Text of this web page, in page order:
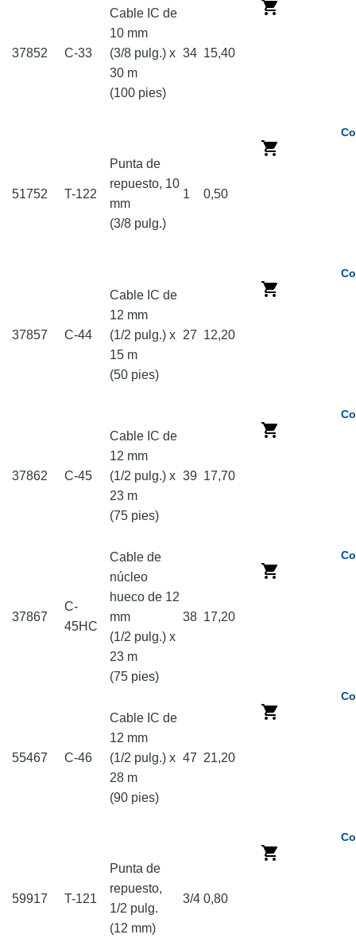
37852 C-33
Cable IC de
10 mm
(3/8 pulg.) x
30 m
(100 pies)
34 15,40
51752 T-122
Punta de
repuesto, 10
mm
(3/8 pulg.)
1 0,50
37857 C-44
Cable IC de
12 mm
(1/2 pulg.) x
15 m
(50 pies)
27 12,20
37862 C-45
Cable IC de
12 mm
(1/2 pulg.) x
23 m
(75 pies)
39 17,70
37867
C-
45HC
Cable de
núcleo
hueco de 12
mm
(1/2 pulg.) x
23 m
(75 pies)
38 17,20
55467 C-46
Cable IC de
12 mm
(1/2 pulg.) x
28 m
(90 pies)
47 21,20
59917 T-121
Punta de
repuesto,
1/2 pulg.
(12 mm)
3/4 0,80